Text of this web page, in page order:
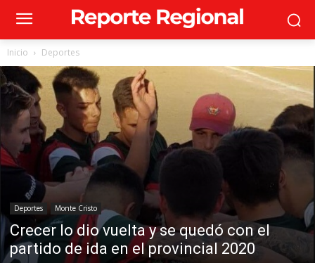
Inicio Deportes
Deportes Monte Cristo
Crecer lo dio vuelta y se quedó con el
partido de ida en el provincial 2020